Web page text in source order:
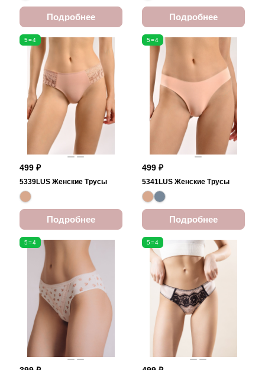
Подробнее Подробнее
5=4
499 ₽
5339LUS Женские Трусы
Подробнее
5=4
499 ₽
5341LUS Женские Трусы
Подробнее
5=4 5=4